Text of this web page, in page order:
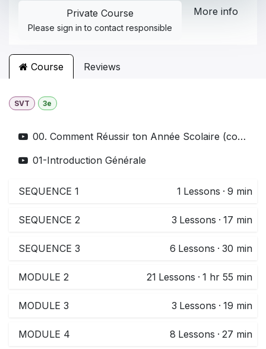
Private Course
Please sign in to contact responsible
More info
Course Reviews
SVT 3e
00. Comment Réussir ton Année Scolaire (complet)
01-Introduction Générale
SEQUENCE 1 1 Lessons · 9 min
SEQUENCE 2 3 Lessons · 17 min
SEQUENCE 3 6 Lessons · 30 min
MODULE 2 21 Lessons · 1 hr 55 min
MODULE 3 3 Lessons · 19 min
MODULE 4 8 Lessons · 27 min